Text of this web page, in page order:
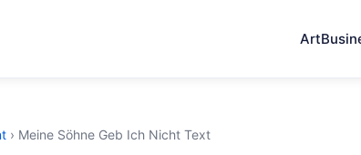
Art
› Meine Söhne Geb Ich Nicht Text